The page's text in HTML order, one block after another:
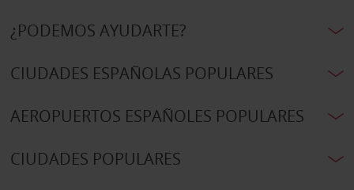
¿PODEMOS AYUDARTE?
CIUDADES ESPAÑOLAS POPULARES
AEROPUERTOS ESPAÑOLES POPULARES
CIUDADES POPULARES